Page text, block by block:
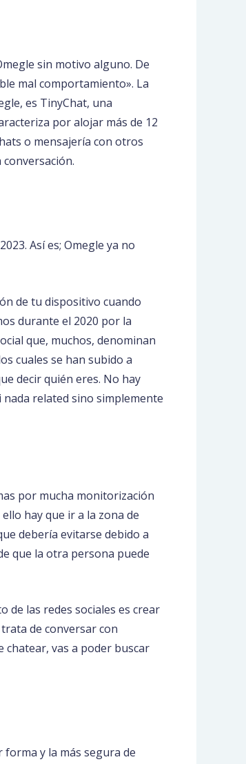
sin motivo alguno. De
mal comportamiento». La
es TinyChat, una
por alojar más de 12
o mensajería con otros
Así es; Omegle ya no
de tu dispositivo cuando
durante el 2020 por la
que, muchos, denominan
cuales se han subido a
decir quién eres. No hay
related sino simplemente
por mucha monitorización
hay que ir a la zona de
debería evitarse debido a
que la otra persona puede
de las redes sociales es crear
de conversar con
chatear, vas a poder buscar
y la más segura de